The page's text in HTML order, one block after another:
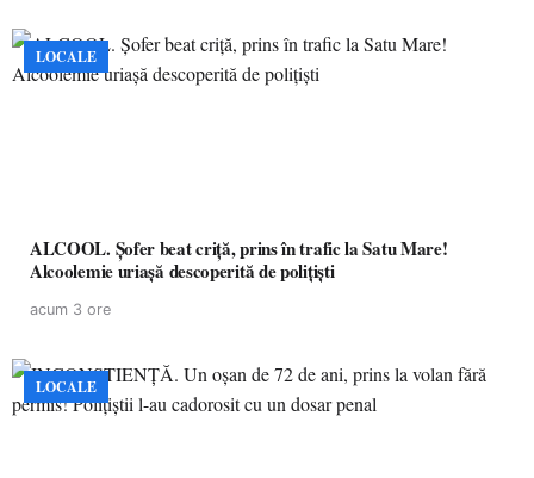
LOCALE
ALCOOL. Șofer beat criță, prins în trafic la Satu Mare!
Alcoolemie uriașă descoperită de polițiști
acum 3 ore
LOCALE